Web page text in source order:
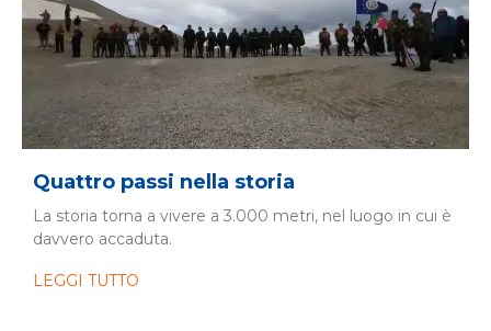
Quattro passi nella storia
La storia torna a vivere a 3.000 metri, nel luogo in cui è
davvero accaduta.
LEGGI TUTTO